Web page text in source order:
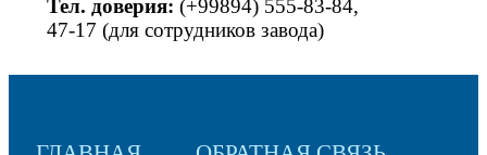
Тел. доверия: (+99894) 555-83-84,
47-17 (для сотрудников завода)